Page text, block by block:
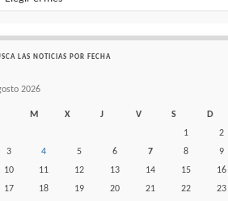
LAS NOTICIAS POR FECHA
2026
M X J V S
D
1
2
3
4 5 6 7 8
9
10
11 12 13 14 15
16
17
18 19 20 21 22
23